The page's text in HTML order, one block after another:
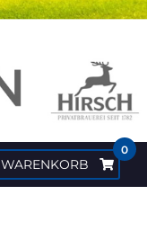
WARENKORB
0